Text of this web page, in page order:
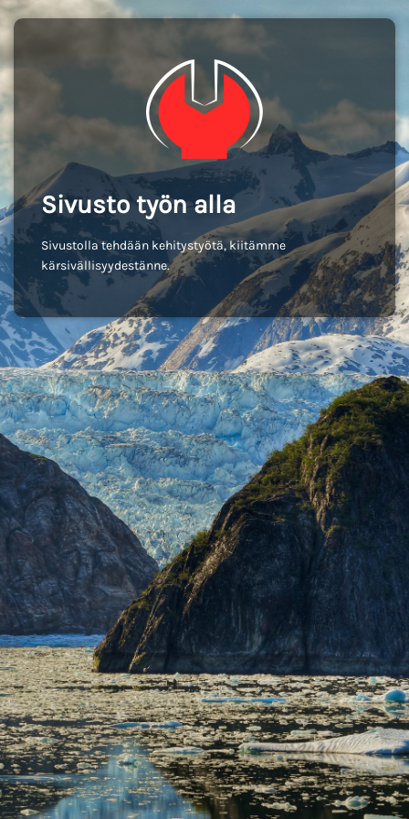
Sivusto työn alla
Sivustolla tehdään kehitystyötä, kiitämme
kärsivällisyydestänne.